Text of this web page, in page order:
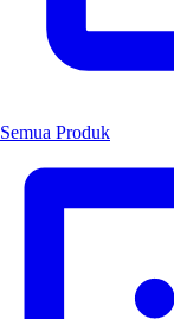
Semua Produk